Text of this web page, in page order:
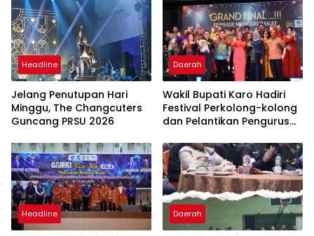
Headline
Jelang Penutupan Hari
Minggu, The Changcuters
Guncang PRSU 2026
Daerah
Wakil Bupati Karo Hadiri
Festival Perkolong-kolong
dan Pelantikan Pengurus
Headline Daerah